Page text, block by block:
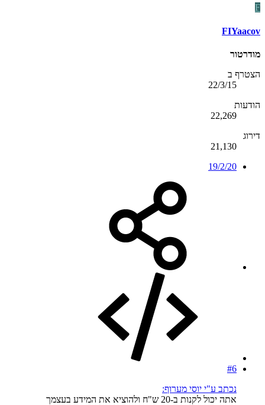
F
FIYaacov
מודרטור
הצטרף ב
22/3/15
הודעות
22,269
דירוג
21,130
19/2/20
#6
נכתב ע"י יוסי מערוף:
אתה יכול לקנות ב-20 ש"ח ולהוציא את המידע בעצמך